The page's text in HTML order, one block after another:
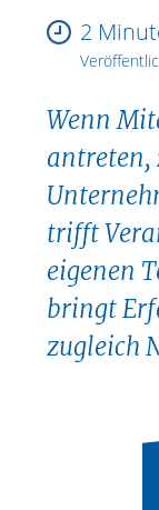
2
Wenn
antreten,
trifft
eigenen
bringt
zugleich